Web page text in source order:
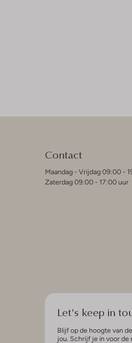
Contact
Maandag - Vrijdag 09:00 -
Zaterdag 09:00 - 17:00 uur
Let's keep in
Blijf op de hoogte van
jou. Schrijf je in voor de